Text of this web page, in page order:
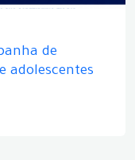
de
adolescentes